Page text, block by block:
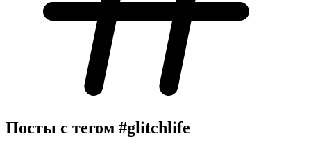
Посты с тегом #glitchlife